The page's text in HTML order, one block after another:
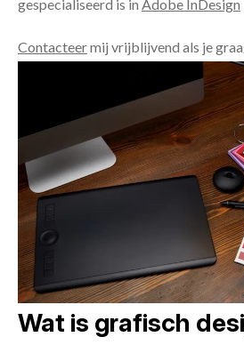
gespecialiseerd is in Adobe InDesign
Contacteermij vrijblijvend als je
Wat is grafisch